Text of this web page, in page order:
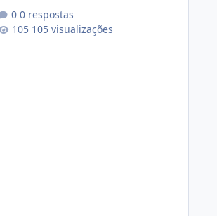
dlrxjx23zz5f Criamos uma breve
explicação:
0 respostas
105 visualizações